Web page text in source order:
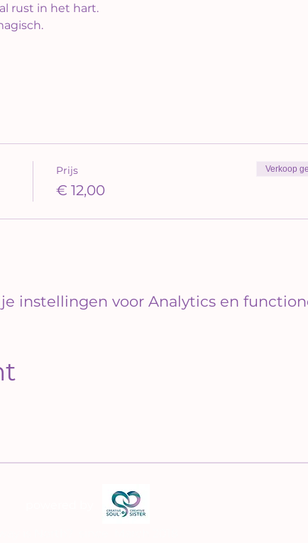
rust in het hart.
Prijs
€ 12,00
Verkoop
instellingen voor Analytics en